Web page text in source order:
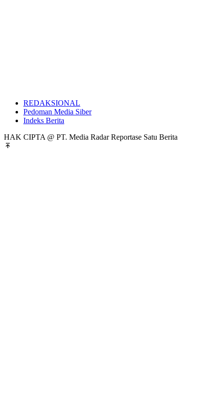
REDAKSIONAL
Pedoman Media Siber
Indeks Berita
HAK CIPTA @ PT. Media Radar Reportase Satu Berita